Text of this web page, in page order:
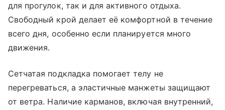
для прогулок, так и для активного отдыха.
Свободный крой делает её комфортной в течение
всего дня, особенно если планируется много
движения.
Сетчатая подкладка помогает телу не
перегреваться, а эластичные манжеты защищают
от ветра. Наличие карманов, включая внутренний,